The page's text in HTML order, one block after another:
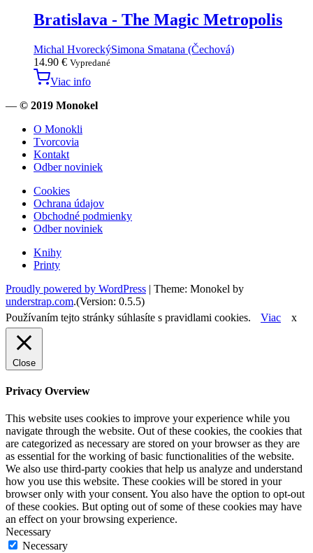
Bratislava - The Magic Metropolis
Michal HvoreckýSimona Smatana (Čechová)
14.90 € Vypredané
Viac info
— © 2019 Monokel
O Monokli
Tvorcovia
Kontakt
Odber noviniek
Cookies
Ochrana údajov
Obchodné podmienky
Odber noviniek
Knihy
Printy
Proudly powered by WordPress | Theme: Monokel by
understrap.com.(Version: 0.5.5)
Používaním tejto stránky súhlasíte s pravidlami cookies.
Viac x
Close
Privacy Overview
This website uses cookies to improve your experience while you
navigate through the website. Out of these cookies, the cookies that
are categorized as necessary are stored on your browser as they are
as essential for the working of basic functionalities of the website.
We also use third-party cookies that help us analyze and understand
how you use this website. These cookies will be stored in your
browser only with your consent. You also have the option to opt-out
of these cookies. But opting out of some of these cookies may have
an effect on your browsing experience.
Necessary
Necessary